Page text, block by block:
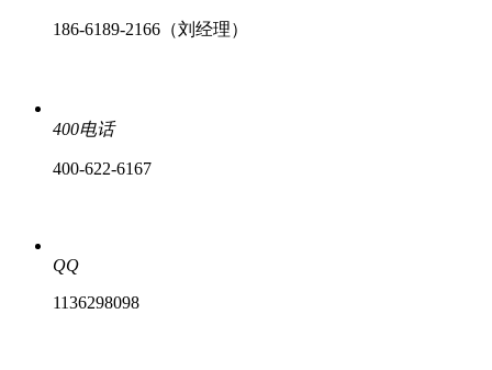
186-6189-2166（刘经理）
400电话
400-622-6167
QQ
1136298098